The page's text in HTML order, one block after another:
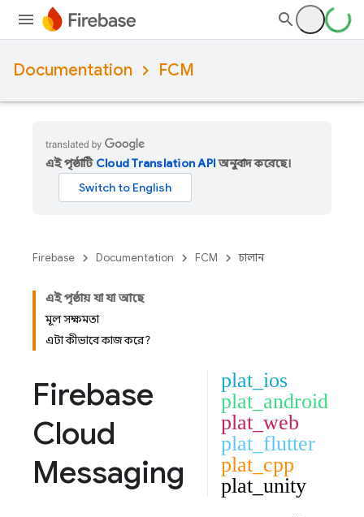
Documentation FCM
এই পৃষ্ঠাটি Cloud Translation APIঅনুবাদ করেছে।
Firebase Documentation FCM চালান
এই পৃষ্ঠায় যা যা আছে
মূল সক্ষমতা
এটা কীভাবে কাজ করে?
Firebase
Cloud
Messaging
plat_ios
plat_android
plat_web
plat_flutter
plat_cpp
plat_unity